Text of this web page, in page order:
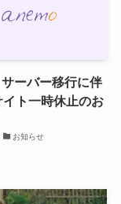
サーバー移行に伴
イト一時休止のお
お知らせ